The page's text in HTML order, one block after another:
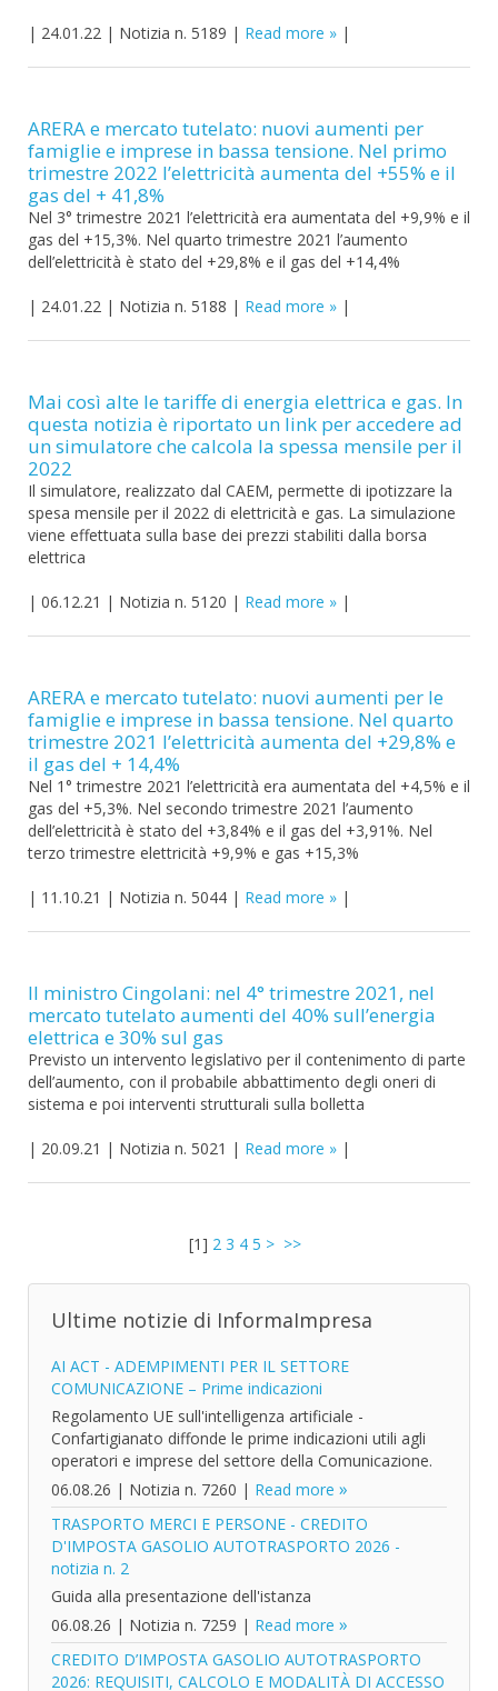
| 24.01.22 | Notizia n. 5189 | Read more |
ARERA e mercato tutelato: nuovi aumenti per
famiglie e imprese in bassa tensione. Nel primo
trimestre 2022 l’elettricità aumenta del +55% e il
gas del + 41,8%
Nel 3° trimestre 2021 l’elettricità era aumentata del +9,9% e il
gas del +15,3%. Nel quarto trimestre 2021 l’aumento
dell’elettricità è stato del +29,8% e il gas del +14,4%
| 24.01.22 | Notizia n. 5188 | Read more |
Mai così alte le tariffe di energia elettrica e gas. In
questa notizia è riportato un link per accedere ad
un simulatore che calcola la spessa mensile per il
2022
Il simulatore, realizzato dal CAEM, permette di ipotizzare la
spesa mensile per il 2022 di elettricità e gas. La simulazione
viene effettuata sulla base dei prezzi stabiliti dalla borsa
elettrica
| 06.12.21 | Notizia n. 5120 | Read more |
ARERA e mercato tutelato: nuovi aumenti per le
famiglie e imprese in bassa tensione. Nel quarto
trimestre 2021 l’elettricità aumenta del +29,8% e
il gas del + 14,4%
Nel 1° trimestre 2021 l’elettricità era aumentata del +4,5% e il
gas del +5,3%. Nel secondo trimestre 2021 l’aumento
dell’elettricità è stato del +3,84% e il gas del +3,91%. Nel
terzo trimestre elettricità +9,9% e gas +15,3%
| 11.10.21 | Notizia n. 5044 | Read more |
Il ministro Cingolani: nel 4° trimestre 2021, nel
mercato tutelato aumenti del 40% sull’energia
elettrica e 30% sul gas
Previsto un intervento legislativo per il contenimento di parte
dell’aumento, con il probabile abbattimento degli oneri di
sistema e poi interventi strutturali sulla bolletta
| 20.09.21 | Notizia n. 5021 | Read more |
[1] 2 3 4 5 > >>
Ultime notizie di InformaImpresa
AI ACT - ADEMPIMENTI PER IL SETTORE
COMUNICAZIONE – Prime indicazioni
Regolamento UE sull'intelligenza artificiale -
Confartigianato diffonde le prime indicazioni utili agli
operatori e imprese del settore della Comunicazione.
06.08.26 | Notizia n. 7260 | Read more
TRASPORTO MERCI E PERSONE - CREDITO
D'IMPOSTA GASOLIO AUTOTRASPORTO 2026 -
notizia n. 2
Guida alla presentazione dell'istanza
06.08.26 | Notizia n. 7259 | Read more
CREDITO D’IMPOSTA GASOLIO AUTOTRASPORTO
2026: REQUISITI, CALCOLO E MODALITÀ DI ACCESSO